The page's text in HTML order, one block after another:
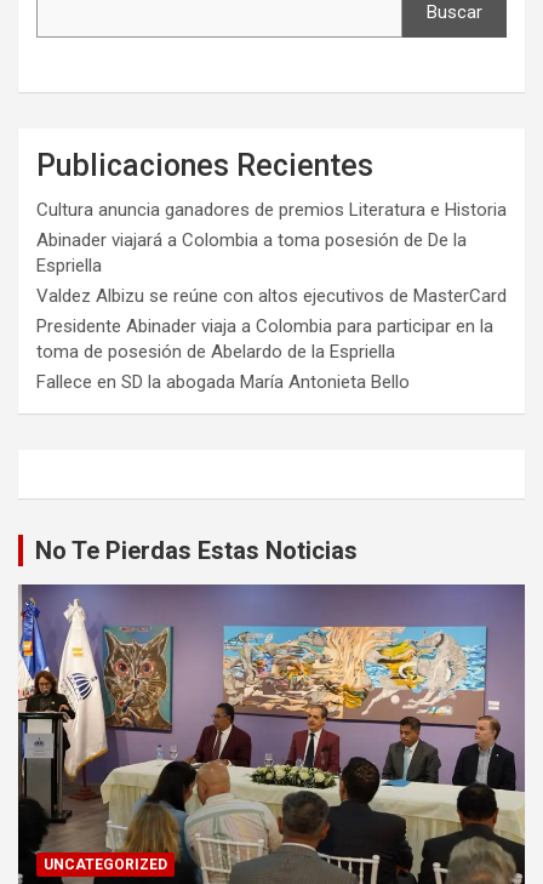
Buscar
Publicaciones Recientes
Cultura anuncia ganadores de premios Literatura e Historia
Abinader viajará a Colombia a toma posesión de De la
Espriella
Valdez Albizu se reúne con altos ejecutivos de MasterCard
Presidente Abinader viaja a Colombia para participar en la
toma de posesión de Abelardo de la Espriella
Fallece en SD la abogada María Antonieta Bello
No Te Pierdas Estas Noticias
UNCATEGORIZED